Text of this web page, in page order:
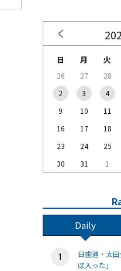
日 月 火
26 27 28
2
3 4
9
10 11
16
17 18
23
24 25
30
31 1
Daily
日歯連・太
ぼ入った」